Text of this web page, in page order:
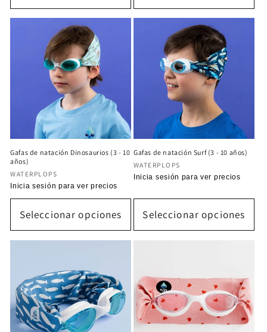
Gafas de natación Dinosaurios (3 - 10
años)
Proveedor:
WATERPLOPS
Precio
habitual
Inicia sesión para ver precios
Seleccionar opciones
Gafas de natación Surf (3 - 10 años)
Proveedor:
WATERPLOPS
Precio
Inicia sesión para ver precios
Seleccionar opciones